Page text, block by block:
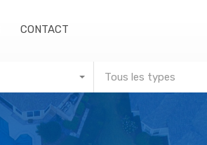
CONTACT
Tous les types